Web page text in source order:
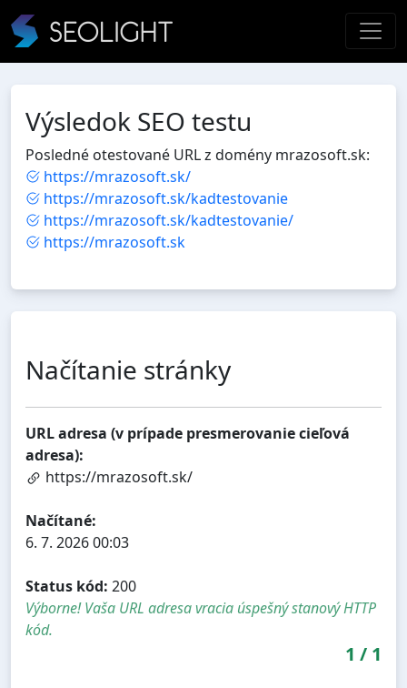
Výsledok SEO testu
Posledné otestované URL z domény mrazosoft.sk:
https://mrazosoft.sk/
https://mrazosoft.sk/kadtestovanie
https://mrazosoft.sk/kadtestovanie/
https://mrazosoft.sk
Načítanie stránky
URL adresa (v prípade presmerovanie cieľová
adresa):
https://mrazosoft.sk/
Načítané:
6. 7. 2026 00:03
Status kód: 200
Výborne! Vaša URL adresa vracia úspešný stanový HTTP
kód.
1 / 1